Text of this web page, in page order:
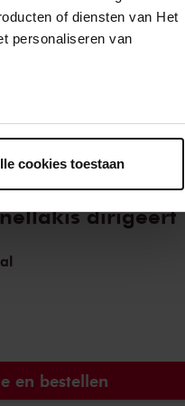
of diensten van Het
personaliseren van
cookies toestaan
Nieuwe Wereld'
Tetzlaff speelt
dirigeert
en bestellen